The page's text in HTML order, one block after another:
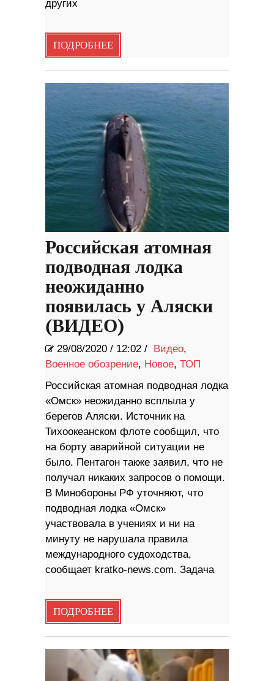
других
ПОДРОБНЕЕ
Российская атомная
подводная лодка
неожиданно
появилась у Аляски
(ВИДЕО)
29/08/2020 / 12:02 / Видео,
Военное обозрение, Новое, ТОП
Российская атомная подводная лодка
«Омск» неожиданно всплыла у
берегов Аляски. Источник на
Тихоокеанском флоте сообщил, что
на борту аварийной ситуации не
было. Пентагон также заявил, что не
получал никаких запросов о помощи.
В Минобороны РФ уточняют, что
подводная лодка «Омск»
участвовала в учениях и ни на
минуту не нарушала правила
международного судоходства,
сообщает kratko-news.com. Задача
ПОДРОБНЕЕ